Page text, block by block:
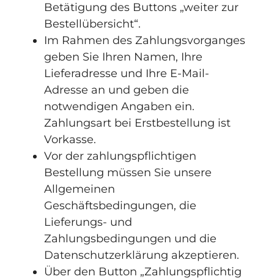
Betätigung des Buttons „weiter zur
Bestellübersicht“.
Im Rahmen des Zahlungsvorganges
geben Sie Ihren Namen, Ihre
Lieferadresse und Ihre E-Mail-
Adresse an und geben die
notwendigen Angaben ein.
Zahlungsart bei Erstbestellung ist
Vorkasse.
Vor der zahlungspflichtigen
Bestellung müssen Sie unsere
Allgemeinen
Geschäftsbedingungen, die
Lieferungs- und
Zahlungsbedingungen und die
Datenschutzerklärung akzeptieren.
Über den Button „Zahlungspflichtig